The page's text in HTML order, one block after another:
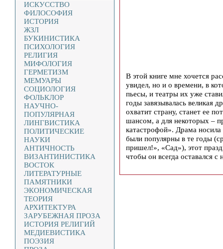
ИСКУССТВО
ФИЛОСОФИЯ
ИСТОРИЯ
ЖЗЛ
БУКИНИСТИКА
ПСИХОЛОГИЯ
РЕЛИГИЯ
МИФОЛОГИЯ
ГЕРМЕТИЗМ
МЕМУАРЫ
СОЦИОЛОГИЯ
ФОЛЬКЛОР
НАУЧНО-
ПОПУЛЯРНАЯ
ЛИНГВИСТИКА
ПОЛИТИЧЕСКИЕ
НАУКИ
АНТИЧНОСТЬ
ВИЗАНТИНИСТИКА
ВОСТОК
ЛИТЕРАТУРНЫЕ
ПАМЯТНИКИ
ЭКОНОМИЧЕСКАЯ
ТЕОРИЯ
АРХИТЕКТУРА
ЗАРУБЕЖНАЯ ПРОЗА
ИСТОРИЯ РЕЛИГИЙ
МЕДИЕВИСТИКА
ПОЭЗИЯ
В этой книге мне хочется
увидел, но и о времени, в
пьесы, и театры их уже
годы завязывалась великая
охватит страну, станет ее
шансом, а для некоторых –
катастрофой». Драма
были популярны в те годы
пришел!», «Сад»), этот
чтобы он всегда оставался с